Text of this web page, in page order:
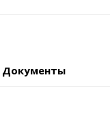
Документы